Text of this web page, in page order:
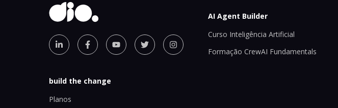
build the change
Planos
AI Agent Builder
Curso Inteligência Artificial
Formação CrewAI Fundamentals